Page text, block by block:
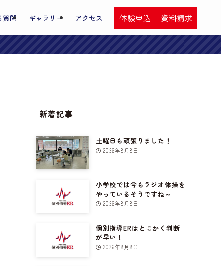
質問 ギャラリー アクセス 体験申込 資料請求
新着記事
土曜日も頑張りました！
2026年8月8日
小学校では今もラジオ体操を
やっているそうですね～
2026年8月8日
個別指導ERはとにかく判断
が早い！
2026年8月8日